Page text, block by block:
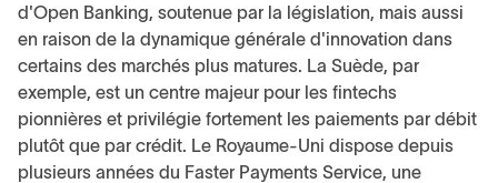
d'Open Banking, soutenue par la législation, mais aussi
en raison de la dynamique générale d'innovation dans
certains des marchés plus matures. La Suède, par
exemple, est un centre majeur pour les fintechs
pionnières et privilégie fortement les paiements par débit
plutôt que par crédit. Le Royaume-Uni dispose depuis
plusieurs années du Faster Payments Service, une